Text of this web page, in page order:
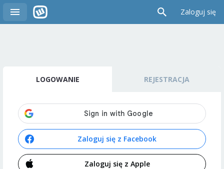
Zaloguj się
LOGOWANIE REJESTRACJA
Zaloguj się z Facebook
Zaloguj się z Apple